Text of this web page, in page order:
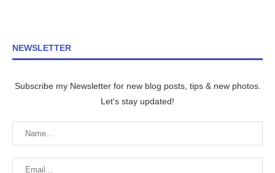
NEWSLETTER
Subscribe my Newsletter for new blog posts, tips & new photos.
Let's stay updated!